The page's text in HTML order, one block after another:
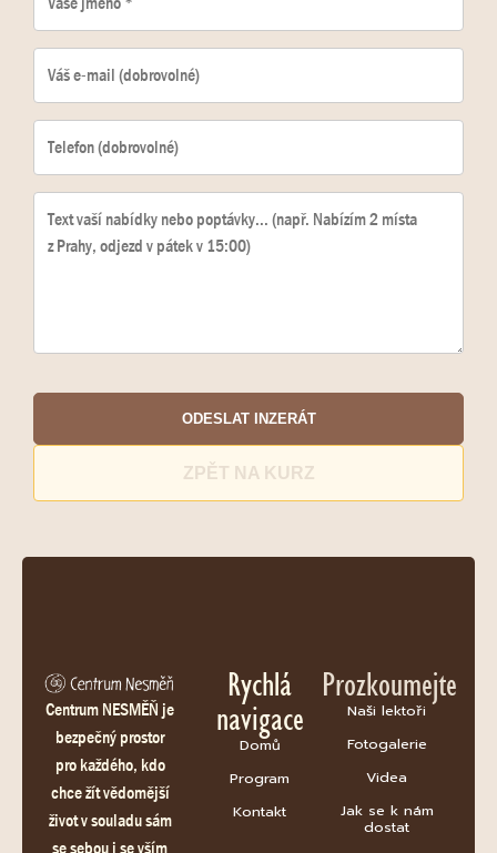
ODESLAT INZERÁT
ZPĚT NA KURZ
Centrum NESMĚŇ je
bezpečný prostor
pro každého, kdo
chce žít vědomější
život v souladu sám
se sebou i se vším
Rychlá
navigace
Domů
Program
Kontakt
Prozkoumejte
Naši lektoři
Fotogalerie
Videa
Jak se k nám
dostat